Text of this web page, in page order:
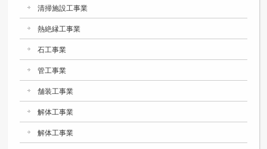
清掃施設工事業
熱絶縁工事業
石工事業
管工事業
舗装工事業
解体工事業
解体工事業